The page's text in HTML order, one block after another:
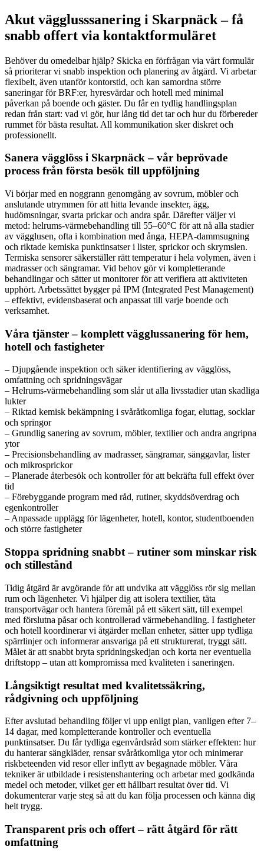
Akut vägglusssanering i Skarpnäck – få
snabb offert via kontaktformuläret
Behöver du omedelbar hjälp? Skicka en förfrågan via vårt formulär
så prioriterar vi snabb inspektion och planering av åtgärd. Vi arbetar
flexibelt, även utanför kontorstid, och kan samordna större
saneringar för BRF:er, hyresvärdar och hotell med minimal
påverkan på boende och gäster. Du får en tydlig handlingsplan
redan från start: vad vi gör, hur lång tid det tar och hur du förbereder
rummet för bästa resultat. All kommunikation sker diskret och
professionellt.
Sanera vägglöss i Skarpnäck – vår beprövade
process från första besök till uppföljning
Vi börjar med en noggrann genomgång av sovrum, möbler och
anslutande utrymmen för att hitta levande insekter, ägg,
hudömsningar, svarta prickar och andra spår. Därefter väljer vi
metod: helrums-värmebehandling till 55–60°C för att nå alla stadier
av vägglusen, ofta i kombination med ånga, HEPA-dammsugning
och riktade kemiska punktinsatser i lister, sprickor och skrymslen.
Termiska sensorer säkerställer rätt temperatur i hela volymen, även i
madrasser och sängramar. Vid behov gör vi kompletterande
behandlingar och sätter ut monitorer för att verifiera att aktiviteten
upphört. Arbetssättet bygger på IPM (Integrated Pest Management)
– effektivt, evidensbaserat och anpassat till varje boende och
verksamhet.
Våra tjänster – komplett vägglussanering för hem,
hotell och fastigheter
– Djupgående inspektion och säker identifiering av vägglöss,
omfattning och spridningsvägar
– Helrums-värmebehandling som slår ut alla livsstadier utan skadliga
lukter
– Riktad kemisk bekämpning i svåråtkomliga fogar, eluttag, socklar
och springor
– Grundlig sanering av sovrum, möbler, textilier och andra angripna
ytor
– Precisionsbehandling av madrasser, sängramar, sänggavlar, lister
och mikrosprickor
– Planerade återbesök och kontroller för att bekräfta full effekt över
tid
– Förebyggande program med råd, rutiner, skyddsöverdrag och
egenkontroller
– Anpassade upplägg för lägenheter, hotell, kontor, studentboenden
och större fastigheter
Stoppa spridning snabbt – rutiner som minskar risk
och stillestånd
Tidig åtgärd är avgörande för att undvika att vägglöss rör sig mellan
rum och lägenheter. Vi hjälper dig att isolera textilier, täta
transportvägar och hantera föremål på ett säkert sätt, till exempel
med förslutna påsar och kontrollerad värmebehandling. I fastigheter
och hotell koordinerar vi åtgärder mellan enheter, sätter upp tydliga
spärrlinjer och informerar ansvariga på ett strukturerat, tryggt sätt.
Målet är att snabbt bryta spridningskedjan och korta ner eventuella
driftstopp – utan att kompromissa med kvaliteten i saneringen.
Långsiktigt resultat med kvalitetssäkring,
rådgivning och uppföljning
Efter avslutad behandling följer vi upp enligt plan, vanligen efter 7–
14 dagar, med kompletterande kontroller och eventuella
punktinsatser. Du får tydliga egenvårdsråd som stärker effekten: hur
du hanterar sängkläder, rensar svåråtkomliga ytor och minimerar
riskbeteenden vid resor eller inflytt av begagnade möbler. Våra
tekniker är utbildade i resistenshantering och arbetar med godkända
medel och metoder, vilket ger ett hållbart resultat över tid. Vi
dokumenterar varje steg så att du kan följa processen och känna dig
helt trygg.
Transparent pris och offert – rätt åtgärd för rätt
omfattning